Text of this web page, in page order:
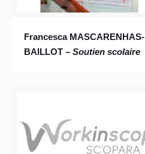
Francesca MASCARENHAS-
BAILLOT –Soutien scolaire